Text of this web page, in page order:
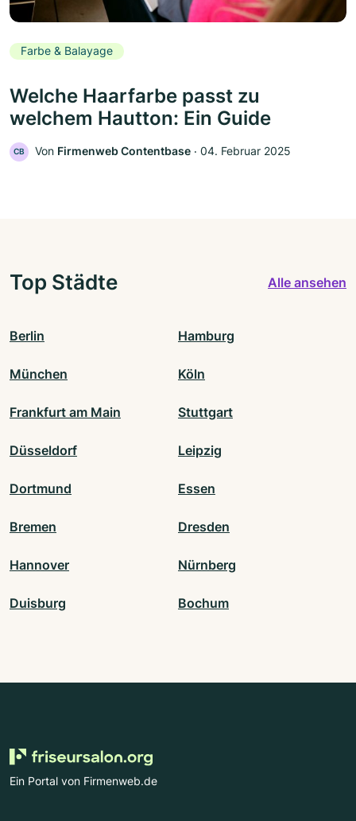
Farbe & Balayage
Welche Haarfarbe passt zu
welchem Hautton: Ein Guide
CB Von Firmenweb Contentbase ‧ 04. Februar 2025
Top Städte Alle ansehen
Berlin Hamburg
München Köln
Frankfurt am Main Stuttgart
Düsseldorf Leipzig
Dortmund Essen
Bremen Dresden
Hannover Nürnberg
Duisburg Bochum
Ein Portal von Firmenweb.de